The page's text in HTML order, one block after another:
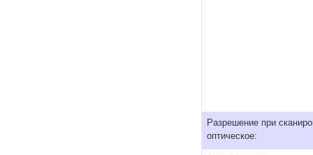
Разрешение при
оптическое: